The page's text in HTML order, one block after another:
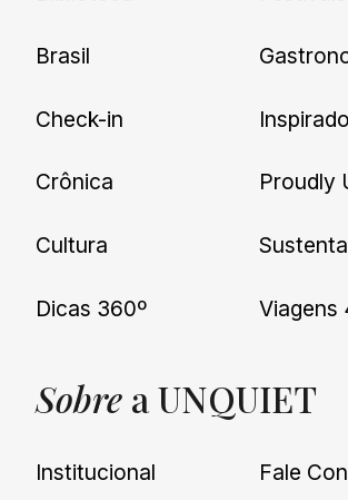
Brasil
Check-in
Crônica
Cultura
Dicas 360º
Proudly
Viagens
Sobre a UNQUIET
Institucional Fale